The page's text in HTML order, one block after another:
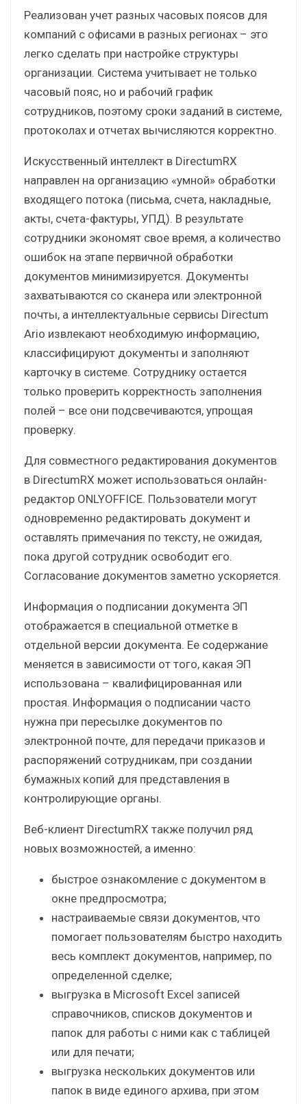
Реализован учет разных часовых поясов для
компаний с офисами в разных регионах – это
легко сделать при настройке структуры
организации. Система учитывает не только
часовый пояс, но и рабочий график
сотрудников, поэтому сроки заданий в системе,
протоколах и отчетах вычисляются корректно.
Искусственный интеллект в DirectumRX
направлен на организацию «умной» обработки
входящего потока (письма, счета, накладные,
акты, счета-фактуры, УПД). В результате
сотрудники экономят свое время, а количество
ошибок на этапе первичной обработки
документов минимизируется. Документы
захватываются со сканера или электронной
почты, а интеллектуальные сервисы Directum
Ario извлекают необходимую информацию,
классифицируют документы и заполняют
карточку в системе. Сотруднику остается
только проверить корректность заполнения
полей – все они подсвечиваются, упрощая
проверку.
Для совместного редактирования документов
в DirectumRX может использоваться онлайн-
редактор ONLYOFFICE. Пользователи могут
одновременно редактировать документ и
оставлять примечания по тексту, не ожидая,
пока другой сотрудник освободит его.
Согласование документов заметно ускоряется.
Информация о подписании документа ЭП
отображается в специальной отметке в
отдельной версии документа. Ее содержание
меняется в зависимости от того, какая ЭП
использована – квалифицированная или
простая. Информация о подписании часто
нужна при пересылке документов по
электронной почте, для передачи приказов и
распоряжений сотрудникам, при создании
бумажных копий для представления в
контролирующие органы.
Веб-клиент DirectumRX также получил ряд
новых возможностей, а именно:
быстрое ознакомление с документом в
окне предпросмотра;
настраиваемые связи документов, что
помогает пользователям быстро находить
весь комплект документов, например, по
определенной сделке;
выгрузка в Microsoft Excel записей
справочников, списков документов и
папок для работы с ними как с таблицей
или для печати;
выгрузка нескольких документов или
папок в виде единого архива, при этом